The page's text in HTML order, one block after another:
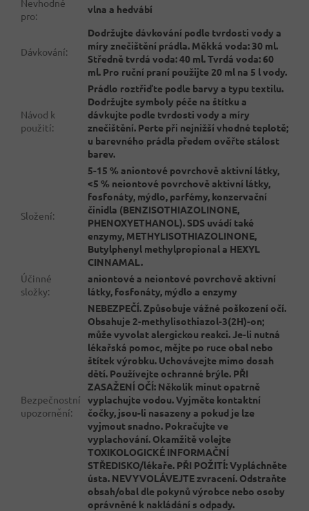
Nevhodné
pro:
vlna a hedvábí
Dávkování:
Dodržujte dávkování podle tvrdosti vody a
míry znečištění prádla. Měkká voda: 30 ml.
Středně tvrdá voda: 40 ml. Tvrdá voda: 60
ml. Pro ruční praní použijte 20 ml na 5 l vody.
Návod k
použití:
Prádlo roztřiďte podle barvy a typu textilu.
Dodržujte symboly péče na štítku a
dávkujte podle tvrdosti vody a míry
znečištění. Perte při nejnižší vhodné teplotě;
u barevného prádla předem ověřte stálost
barev.
Složení:
5-15 % aniontové povrchově aktivní látky,
<5 % neiontové povrchově aktivní látky,
fosfonáty, mýdlo, parfémy, konzervační
činidla (BENZISOTHIAZOLINONE,
PHENOXYETHANOL). SDS uvádí také
enzymy, METHYLISOTHIAZOLINONE,
Butylphenyl methylpropional a HEXYL
CINNAMAL.
Účinné
složky:
aniontové a neiontové povrchově aktivní
látky, fosfonáty, mýdlo a enzymy
Bezpečnostní
upozornění:
NEBEZPEČÍ. Způsobuje vážné poškození očí.
Obsahuje 2-methylisothiazol-3(2H)-on;
může vyvolat alergickou reakci. Je-li nutná
lékařská pomoc, mějte po ruce obal nebo
štítek výrobku. Uchovávejte mimo dosah
dětí. Používejte ochranné brýle. PŘI
ZASAŽENÍ OČÍ: Několik minut opatrně
vyplachujte vodou. Vyjměte kontaktní
čočky, jsou-li nasazeny a pokud je lze
vyjmout snadno. Pokračujte ve
vyplachování. Okamžitě volejte
TOXIKOLOGICKÉ INFORMAČNÍ
STŘEDISKO/lékaře. PŘI POŽITÍ: Vypláchněte
ústa. NEVYVOLÁVEJTE zvracení. Odstraňte
obsah/obal dle pokynů výrobce nebo osoby
oprávněné k nakládání s odpady.